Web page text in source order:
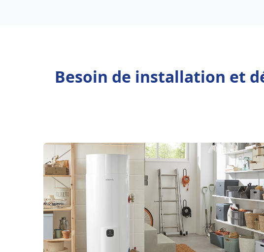
Besoin de installation et